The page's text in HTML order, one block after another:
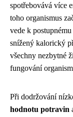
spotřebovává více
toho organismus
vede k
snížený kalorický
všechny nezbytné
fungování
Při dodržování
hodnotu potravin